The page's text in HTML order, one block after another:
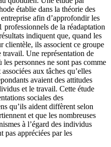
établie dans la théorie des
afin d’approfondir les
professionnels de la réadaptation
indiquent que, quand les
clientèle, ils associent ce groupe
travail. Une représentation de
personnes ne sont pas comme
aux tâches qu’elles
avaient des attitudes
et le travail. Cette étude
sociales des
qu’ils aident diffèrent selon
et que les nombreuses
à l’égard des individus
pas appréciées par les